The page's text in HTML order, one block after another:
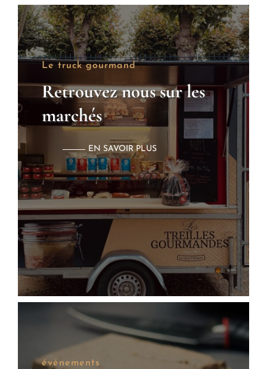
Le truck gourmand
Retrouvez nous sur les
marchés
EN SAVOIR PLUS
événements